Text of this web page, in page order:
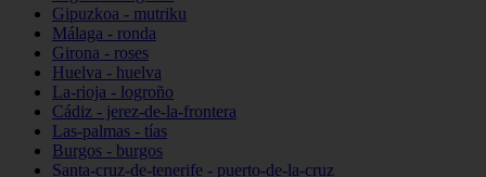
Gipuzkoa - mutriku
Málaga - ronda
Girona - roses
Huelva - huelva
La-rioja - logroño
Cádiz - jerez-de-la-frontera
Las-palmas - tías
Burgos - burgos
Santa-cruz-de-tenerife - puerto-de-la-cruz